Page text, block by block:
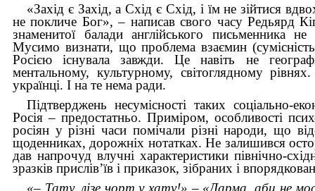
«Захід є Захід, а Схід є Схід, і їм не зійтися
не покличе Бог», – написав свого часу Редьярд
знаменитої балади англійського письменника не
Мусимо визнати, що проблема взаємин
Росією існувала завжди. Це навіть не
ментальному, культурному, світоглядному
українці. І на те нема ради.
Підтверджень несумісності таких соціально-
Росія – предостатньо. Приміром, особливості
росіян у різні часи помічали різні народи, що
щоденниках, дорожніх нотатках. Не залишився
дав напрочуд влучні характеристики північно-
зразків прислів’їв і приказок, зібраних і
«– Тату, лізе чорт у хату!» – «Дарма, аби не